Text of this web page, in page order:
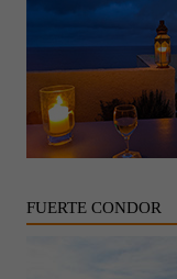
FUERTE CONDOR